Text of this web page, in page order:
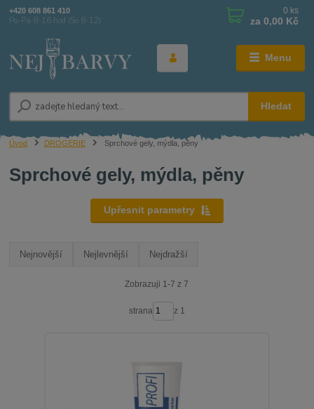
Menu
Hledat
+420 608 861 410
Po-Pá 8-16 hod (So 8-12)
0 ks
za 0,00 Kč
Úvod DROGERIE Sprchové gely, mýdla, pěny
Sprchové gely, mýdla, pěny
Upřesnit parametry
Nejnovější Nejlevnější Nejdražší
Zobrazuji 1-7 z 7
strana z 1